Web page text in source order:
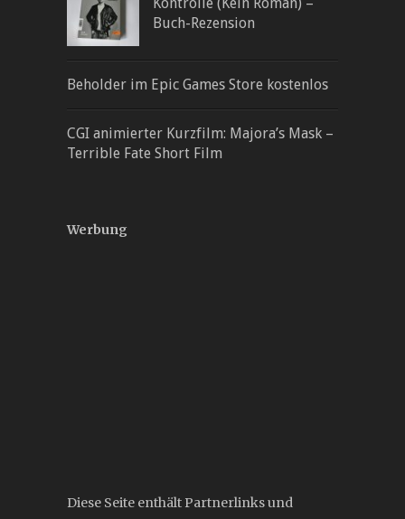
Kontrolle (Kein Roman) –
Buch-Rezension
Beholder im Epic Games Store kostenlos
CGI animierter Kurzfilm: Majora’s Mask –
Terrible Fate Short Film
Werbung
Diese Seite enthält Partnerlinks und